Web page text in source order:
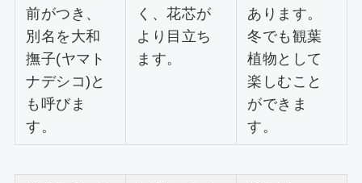
前がつき、
別名を大和
撫子(ヤマト
ナデシコ)と
も呼びま
す。
く、花芯が
より目立ち
ます。
あります。
冬でも観葉
植物として
楽しむこと
ができま
す。